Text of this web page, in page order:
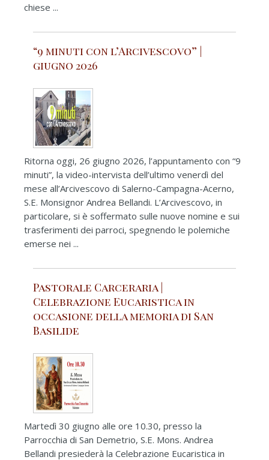
chiese ...
“9 minuti con l’Arcivescovo” |
giugno 2026
Ritorna oggi, 26 giugno 2026, l’appuntamento con “9
minuti”, la video-intervista dell’ultimo venerdì del
mese all’Arcivescovo di Salerno-Campagna-Acerno,
S.E. Monsignor Andrea Bellandi. L’Arcivescovo, in
particolare, si è soffermato sulle nuove nomine e sui
trasferimenti dei parroci, spegnendo le polemiche
emerse nei ...
Pastorale Carceraria |
Celebrazione Eucaristica in
occasione della memoria di San
Basilide
Martedì 30 giugno alle ore 10.30, presso la
Parrocchia di San Demetrio, S.E. Mons. Andrea
Bellandi presiederà la Celebrazione Eucaristica in